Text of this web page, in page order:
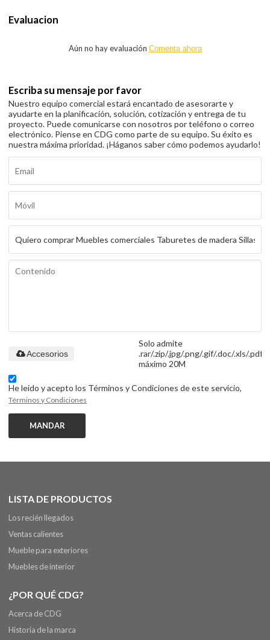
Evaluacion
Aún no hay evaluación Comenta ahora
Escriba su mensaje por favor
Nuestro equipo comercial estará encantado de asesorarte y
ayudarte en la planificación, solución, cotización y entrega de tu
proyecto. Puede comunicarse con nosotros por teléfono o correo
electrónico. Piense en CDG como parte de su equipo. Su éxito es
nuestra máxima prioridad. ¡Háganos saber cómo podemos ayudarlo!
Solo admite
.rar/.zip/.jpg/.png/.gif/.doc/.xls/.pdf,
máximo 20M
Accesorios
He leido y acepto los Términos y Condiciones de este servicio,
Términos y Condiciones
MANDAR
LISTA DE PRODUCTOS
Los recién llegados
Ventas calientes
Mueble para exteriores
Muebles de interior
¿POR QUÉ CDG?
Acerca de CDG
Historia de la marca